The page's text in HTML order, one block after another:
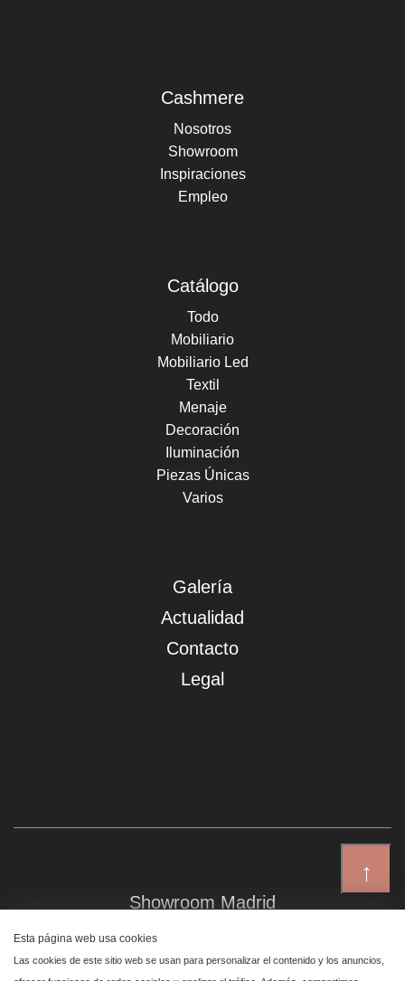
↑
Cashmere
Nosotros
Showroom
Inspiraciones
Empleo
Catálogo
Todo
Mobiliario
Mobiliario Led
Textil
Menaje
Decoración
Iluminación
Piezas Únicas
Varios
Galería
Actualidad
Contacto
Legal
Showroom Madrid
Plaza de Canalejas 6, 4 izq
Centro, 28014 Madrid
Esta página web usa cookies
Las cookies de este sitio web se usan para personalizar el contenido y los anuncios,